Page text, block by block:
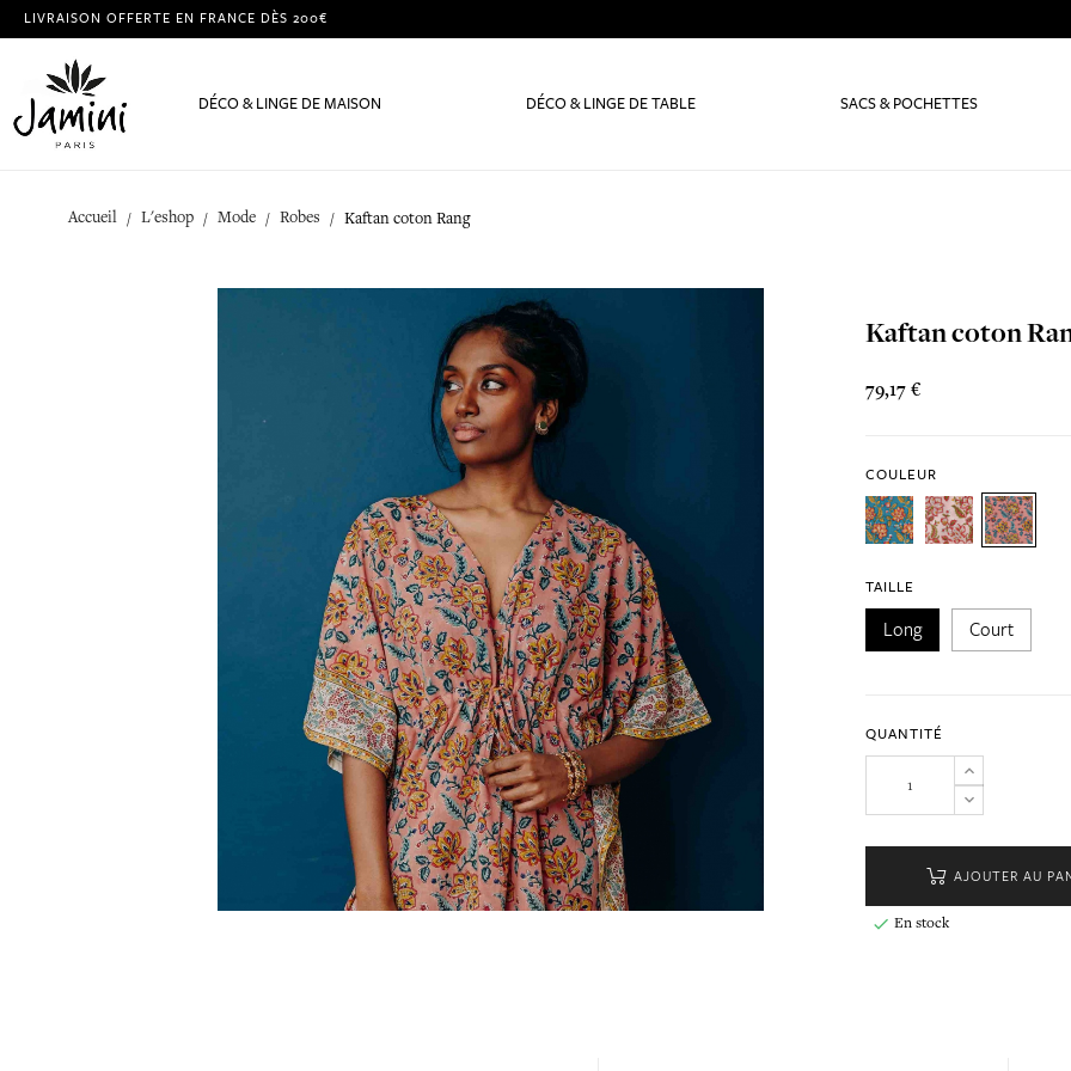
LIVRAISON OFFERTE EN FRANCE DÈS 200€
DÉCO & LINGE DE MAISON DÉCO & LINGE DE TABLE SACS & POCHETTES
Accueil L'eshop Mode Robes Kaftan coton Rang
Kaftan coton
79,17 €
COULEUR
TAILLE
Long Court
QUANTITÉ
AJOUTER AU
 En stock